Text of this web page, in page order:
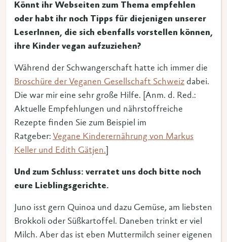
Könnt ihr Webseiten zum Thema empfehlen
oder habt ihr noch Tipps für diejenigen unserer
LeserInnen, die sich ebenfalls vorstellen können,
ihre Kinder vegan aufzuziehen?
Während der Schwangerschaft hatte ich immer die
Broschüre der Veganen Gesellschaft Schweiz dabei.
Die war mir eine sehr große Hilfe. [Anm. d. Red.:
Aktuelle Empfehlungen und nährstoffreiche
Rezepte finden Sie zum Beispiel im
Ratgeber: Vegane Kinderernährung von Markus
Keller und Edith Gätjen.
Und zum Schluss: verratet uns doch bitte noch
eure Lieblingsgerichte.
Juno isst gern Quinoa und dazu Gemüse, am liebsten
Brokkoli oder Süßkartoffel. Daneben trinkt er viel
Milch. Aber das ist eben Muttermilch seiner eigenen